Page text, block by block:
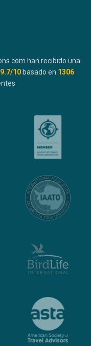
han recibido una
9.7/10 basado en 1306